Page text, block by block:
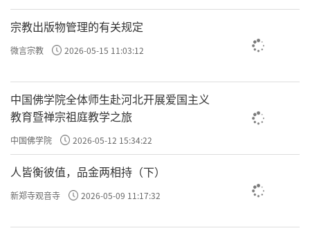
宗教出版物管理的有关规定
微言宗教 2026-05-15 11:03:12
中国佛学院全体师生赴河北开展爱国主义
教育暨禅宗祖庭教学之旅
中国佛学院 2026-05-12 15:34:22
人皆衡彼值，品金两相持（下）
新郑寺观音寺 2026-05-09 11:17:32